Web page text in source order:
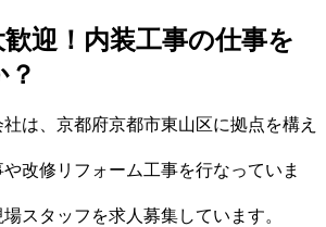
迎！内装工事の仕事を
は、京都府京都市東山区に拠点を構え
改修リフォーム工事を行なっていま
スタッフを求人募集しています。